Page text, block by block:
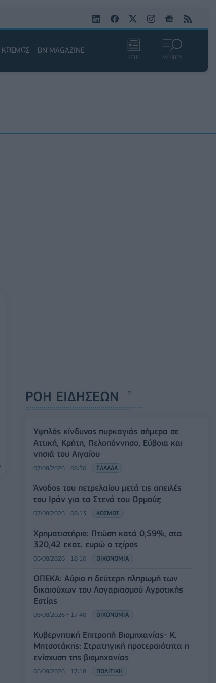
ΚΟΣΜΟΣ BN MAGAZINE
ΡΟΗ ΜΕΝΟΥ
ΡΟΗ ΕΙΔΗΣΕΩΝ
Υψηλός κίνδυνος πυρκαγιάς σήμερα σε
Αττική, Κρήτη, Πελοπόννησο, Εύβοια και
νησιά του Αιγαίου
07/08/2026 - 08:30 ΕΛΛΑΔΑ
Άνοδος του πετρελαίου μετά τις απειλές
του Ιράν για τα Στενά του Ορμούζ
07/08/2026 - 08:13 ΚΟΣΜΟΣ
Χρηματιστήριο: Πτώση κατά 0,59%, στα
320,42 εκατ. ευρώ ο τζίρος
06/08/2026 - 18:10 ΟΙΚΟΝΟΜΙΑ
ΟΠΕΚΑ: Αύριο η δεύτερη πληρωμή των
δικαιούχων του Λογαριασμού Αγροτικής
Εστίας
06/08/2026 - 17:40 ΟΙΚΟΝΟΜΙΑ
Κυβερνητική Επιτροπή Βιομηχανίας- Κ.
Μητσοτάκης: Στρατηγική προτεραιότητα η
ενίσχυση της βιομηχανίας
06/08/2026 - 17:18 ΠΟΛΙΤΙΚΗ